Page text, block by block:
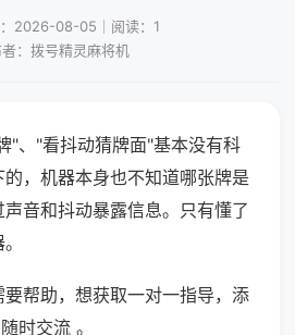
2026-08-05｜阅读：1
：拨号精灵麻将机
"、"看抖动猜牌面"基本没有科
，机器本身也不知道哪张牌是
音和抖动暴露信息。只有懂了
帮助，想获取一对一指导，添
时交流 。